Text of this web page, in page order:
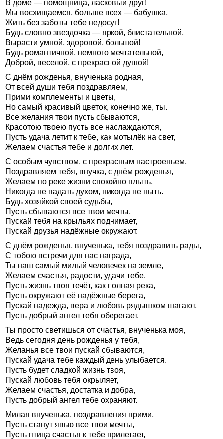
В доме — помощница, ласковый друг!
Мы восхищаемся, больше всех — бабушка,
Жить без заботы тебе недосуг!
Будь словно звездочка — яркой, блистательной,
Вырасти умной, здоровой, большой!
Будь романтичной, немного мечтательной,
Доброй, веселой, с прекрасной душой!
С днём рожденья, внученька родная,
От всей души тебя поздравляем,
Прими комплементы и цветы,
Но самый красивый цветок, конечно же, ты.
Все желания твои пусть сбываются,
Красотою твоею пусть все наслаждаются,
Пусть удача летит к тебе, как мотылёк на свет,
Желаем счастья тебе и долгих лет.
С особым чувством, с прекрасным настроеньем,
Поздравляем тебя, внучка, с днём рожденья,
Желаем по реке жизни спокойно плыть,
Никогда не падать духом, никогда не ныть.
Будь хозяйкой своей судьбы,
Пусть сбываются все твои мечты,
Пускай тебя на крыльях поднимает,
Пускай друзья надёжные окружают.
С днём рожденья, внученька, тебя поздравить рады,
С тобою встречи для нас награда,
Ты наш самый милый человечек на земле,
Желаем счастья, радости, удачи тебе.
Пусть жизнь твоя течёт, как полная река,
Пусть окружают её надёжные берега,
Пускай надежда, вера и любовь рядышком шагают,
Пусть добрый ангел тебя оберегает.
Ты просто светишься от счастья, внученька моя,
Ведь сегодня день рожденья у тебя,
Желанья все твои пускай сбываются,
Пускай удача тебе каждый день улыбается.
Пусть будет сладкой жизнь твоя,
Пускай любовь тебя окрыляет,
Желаем счастья, достатка и добра,
Пусть добрый ангел тебе охраняют.
Милая внученька, поздравления прими,
Пусть станут явью все твои мечты,
Пусть птица счастья к тебе прилетает,